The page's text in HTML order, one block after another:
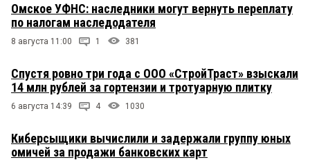
Омское УФНС: наследники могут вернуть переплату
по налогам наследодателя
8 августа 11:00 1 381
Спустя ровно три года с ООО «СтройТраст» взыскали
14 млн рублей за гортензии и тротуарную плитку
6 августа 14:39 4 1030
Киберсыщики вычислили и задержали группу юных
омичей за продажи банковских карт